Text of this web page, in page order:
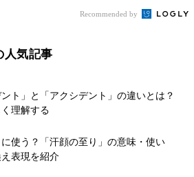
Recommended by
人気記事
ント」と「アクシデント」の違いとは？
理解する
使う？「汗顔の至り」の意味・使い
表現を紹介